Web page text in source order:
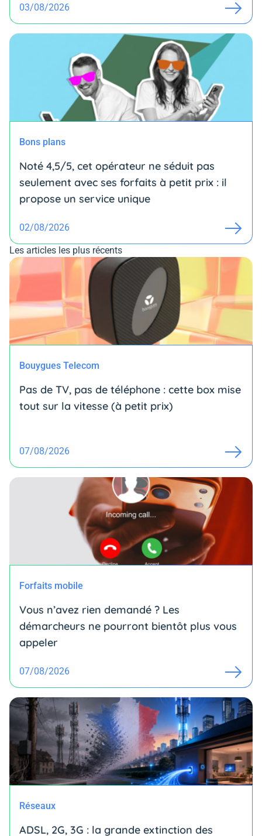
03/08/2026
Bons plans
Noté 4,5/5, cet opérateur ne séduit pas
seulement avec ses forfaits à petit prix : il
propose un service unique
02/08/2026
Les articles les plus récents
Bouygues Telecom
Pas de TV, pas de téléphone : cette box mise
tout sur la vitesse (à petit prix)
07/08/2026
Forfaits mobile
Vous n’avez rien demandé ? Les
démarcheurs ne pourront bientôt plus vous
appeler
07/08/2026
Réseaux
ADSL, 2G, 3G : la grande extinction des